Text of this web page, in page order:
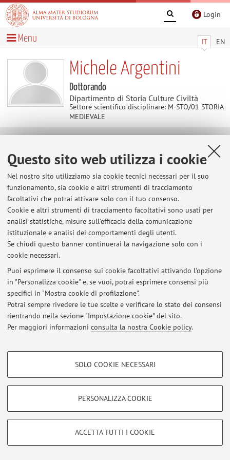
Questo sito web utilizza i cookie
Nel nostro sito utilizziamo sia cookie tecnici necessari per il suo
funzionamento, sia cookie e altri strumenti di tracciamento
facoltativi che potrai attivare solo con il tuo consenso.
Cookie e altri strumenti di tracciamento facoltativi sono usati per
analisi statistiche, misure sull'efficacia della comunicazione
istituzionale e analisi dei comportamenti degli utenti.
Se chiudi questo banner continuerai la navigazione solo con i
cookie necessari.
Puoi esprimere il consenso sui cookie facoltativi attivando l'opzione
in "Personalizza cookie" e, se vuoi, potrai esprimere consensi più
specifici in "Mostra cookie di profilazione".
Potrai sempre rivedere le tue scelte e verificare lo stato dei consensi
rientrando nella sezione "Impostazione cookie" del sito.
Per maggiori informazioni consulta la nostra Cookie policy.
COOKIE DI PROFILAZIONE - FACOLTATIVI
COOKIE TECNICI - NECESSARI
Si tratta di cookie tecnici utilizzati, a titolo esemplificativo, per il corretto
SOLO COOKIE NECESSARI
PERSONALIZZA COOKIE
ACCETTA TUTTI I COOKIE
Login
IT EN
Menu
Michele Argentini
Dottorando
Dipartimento di Storia Culture Civiltà
Settore scientifico disciplinare: M-STO/01 STORIA
MEDIEVALE
Contenuti utili
Al momento non sono presenti contenuti.
Ultimi avvisi
Al momento non sono presenti avvisi.
Area riservata
Accedi tramiteloginper gestire tutti i contenuti del sito.
© 2026 - ALMA MATER STUDIORUM - Università di Bologna - Via
Zamboni, 33 - 40126 Bologna - Partita IVA: 01131710376